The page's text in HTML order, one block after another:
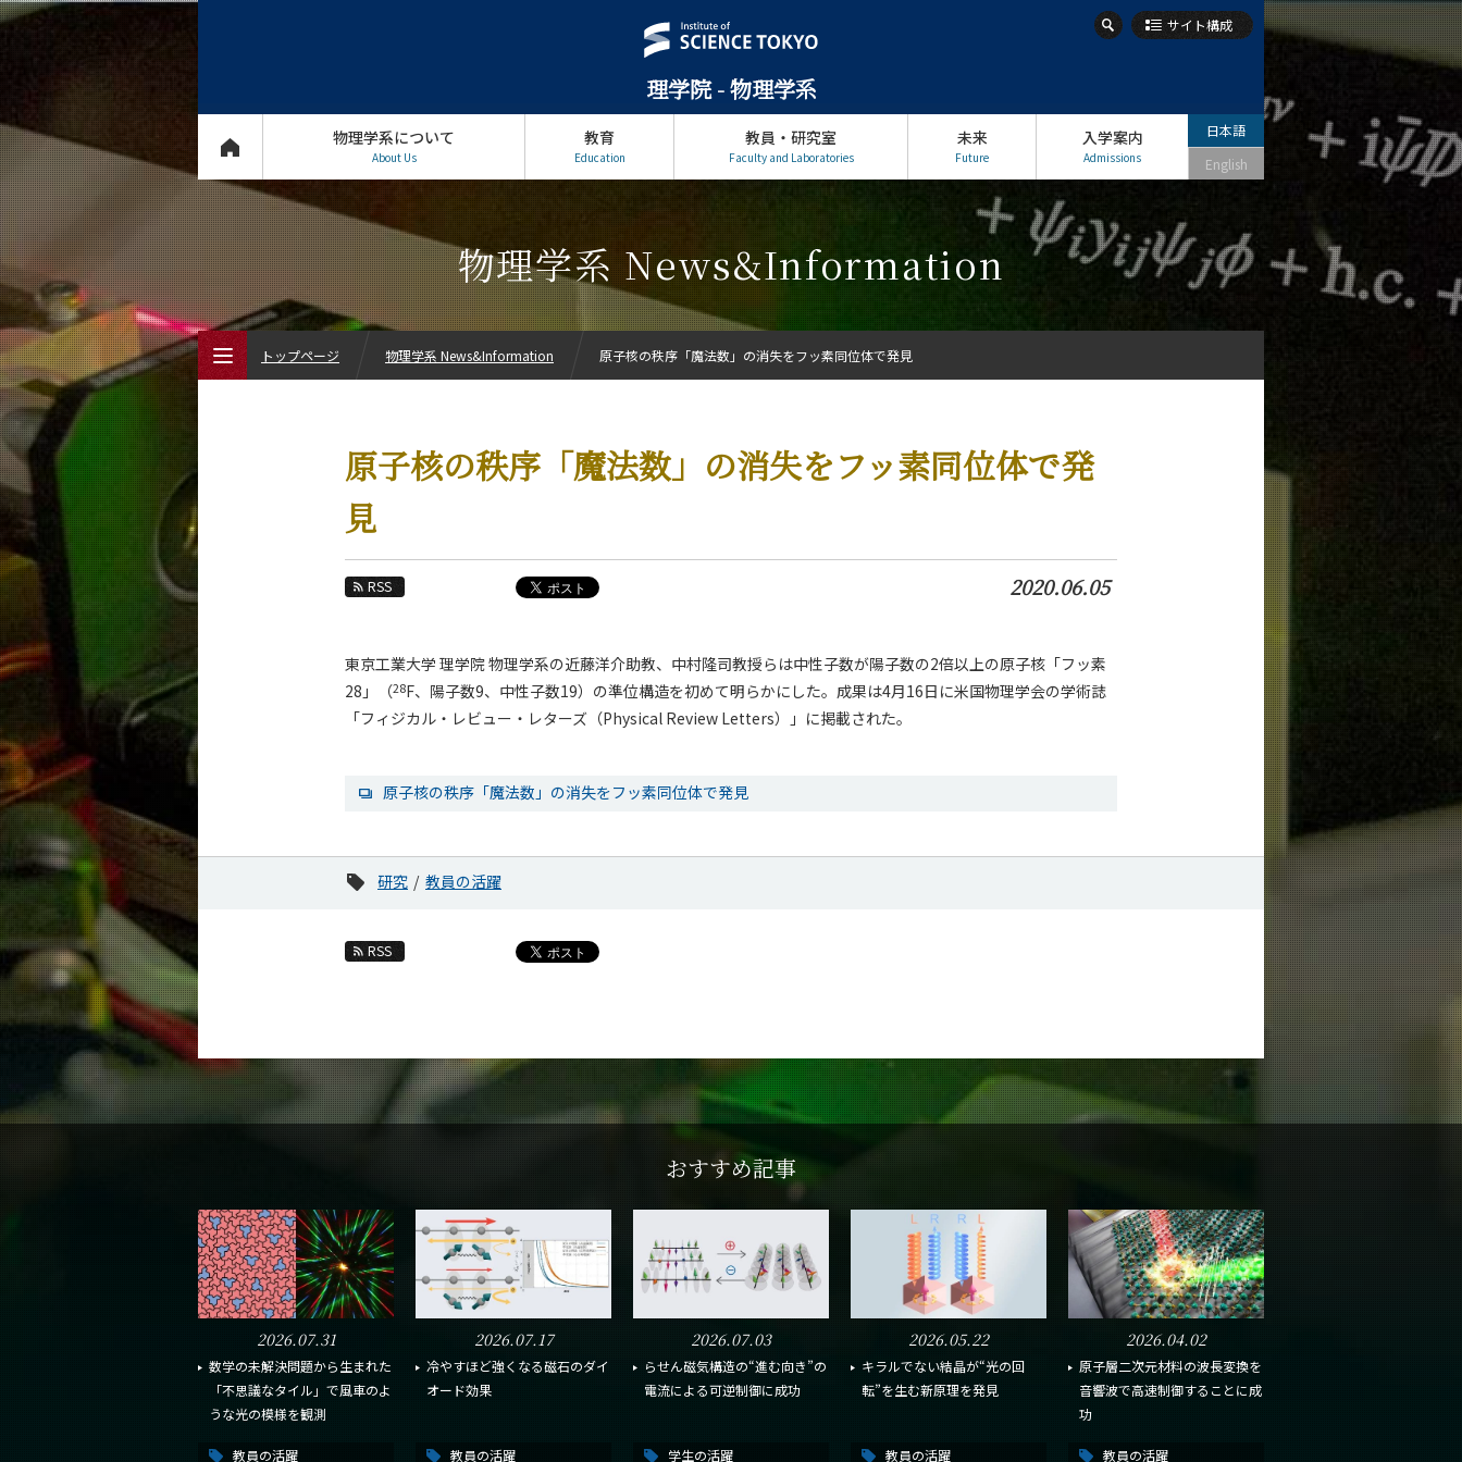
理学院 - 物理学系
サイト構成
物理学系について
About Us
教育
Education
教員・研究室
Faculty and Laboratories
未来
Future
入学案内
Admissions
日本語
English
物理学系 News&Information
原子核の秩序「魔法数」の消失をフッ素同位体で発
見
RSS 2020.06.05
東京工業大学 理学院 物理学系の近藤洋介助教、中村隆司教授らは中性子数が陽子数の2倍以上の原子核「フッ素
28」（28F、陽子数9、中性子数19）の準位構造を初めて明らかにした。成果は4月16日に米国物理学会の学術誌
「フィジカル・レビュー・レターズ（Physical Review Letters）」に掲載された。
原子核の秩序「魔法数」の消失をフッ素同位体で発見
研究 教員の活躍
RSS
おすすめ記事
2026.07.31
数学の未解決問題から生まれた
「不思議なタイル」で風車のよ
うな光の模様を観測
教員の活躍
2026.07.17
冷やすほど強くなる磁石のダイ
オード効果
教員の活躍
2026.07.03
らせん磁気構造の“進む向き”の
電流による可逆制御に成功
学生の活躍
2026.05.22
キラルでない結晶が“光の回
転”を生む新原理を発見
教員の活躍
2026.04.02
原子層二次元材料の波長変換を
音響波で高速制御することに成
功
教員の活躍
トップページ 物理学系 News&Information 原子核の秩序「魔法数」の消失をフッ素同位体で発見
物理学系 News&Information
イベントカレンダー